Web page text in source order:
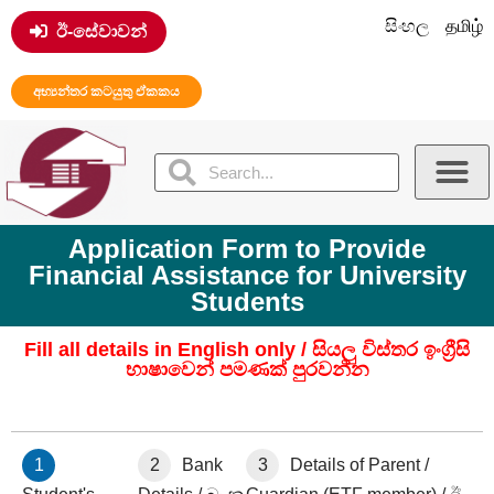
ඊ-සේවාවන්
අභ්‍යන්තර කටයුතු ඒකකය
සිංහල தமிழ்
Application Form to Provide
Financial Assistance for University
Students
Fill all details in English only / සියලු විස්තර ඉංග්‍රීසි
භාෂාවෙන් පමණක් පුරවන්න
1
2
Bank
3
Details of Parent /